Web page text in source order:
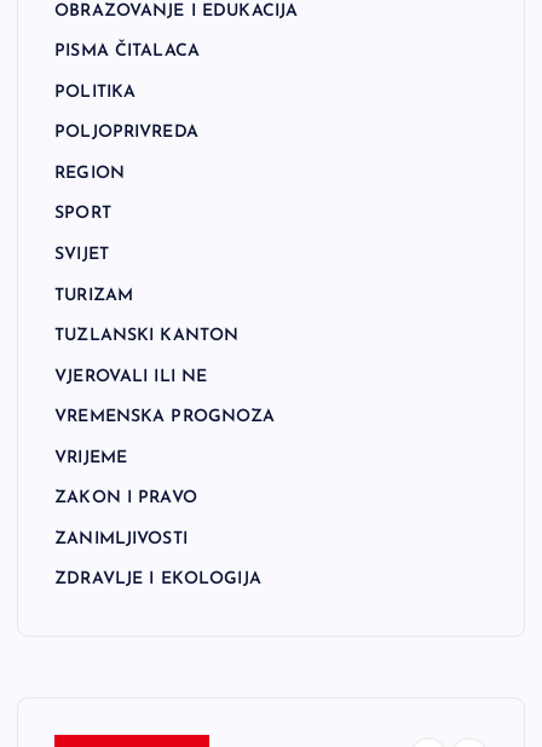
OBRAZOVANJE I EDUKACIJA
PISMA ČITALACA
POLITIKA
POLJOPRIVREDA
REGION
SPORT
SVIJET
TURIZAM
TUZLANSKI KANTON
VJEROVALI ILI NE
VREMENSKA PROGNOZA
VRIJEME
ZAKON I PRAVO
ZANIMLJIVOSTI
ZDRAVLJE I EKOLOGIJA